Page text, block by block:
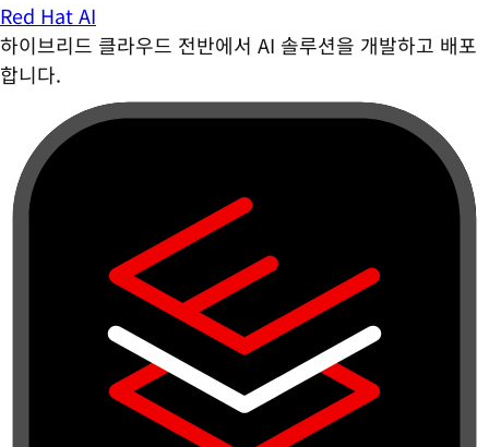
Red Hat AI
하이브리드 클라우드 전반에서 AI 솔루션을 개발하고 배포
합니다.